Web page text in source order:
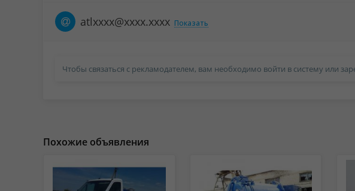
atlxxxx@xxxx.xxxx Показать
Чтобы связаться с рекламодателем, вам необходимо войти в систему или
Похожие объявления